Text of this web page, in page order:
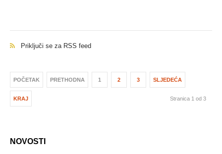
Priključi se za RSS feed
POČETAK PRETHODNA 1 2 3 SLJEDEĆA
KRAJ Stranica 1 od 3
NOVOSTI